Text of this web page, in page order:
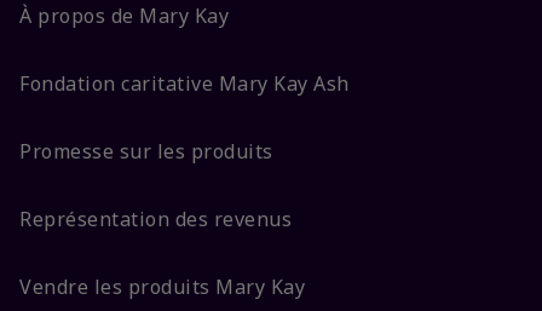
À propos de Mary Kay
Fondation caritative Mary Kay Ash
Promesse sur les produits
Représentation des revenus
Vendre les produits Mary Kay